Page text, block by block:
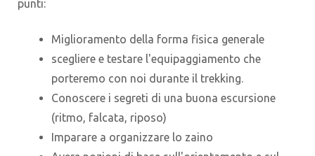
punti:
Miglioramento della forma fisica generale
scegliere e testare l'equipaggiamento che
porteremo con noi durante il trekking.
Conoscere i segreti di una buona escursione
(ritmo, falcata, riposo)
Imparare a organizzare lo zaino